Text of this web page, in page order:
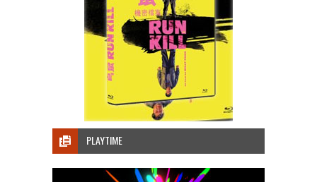
PLAYTIME